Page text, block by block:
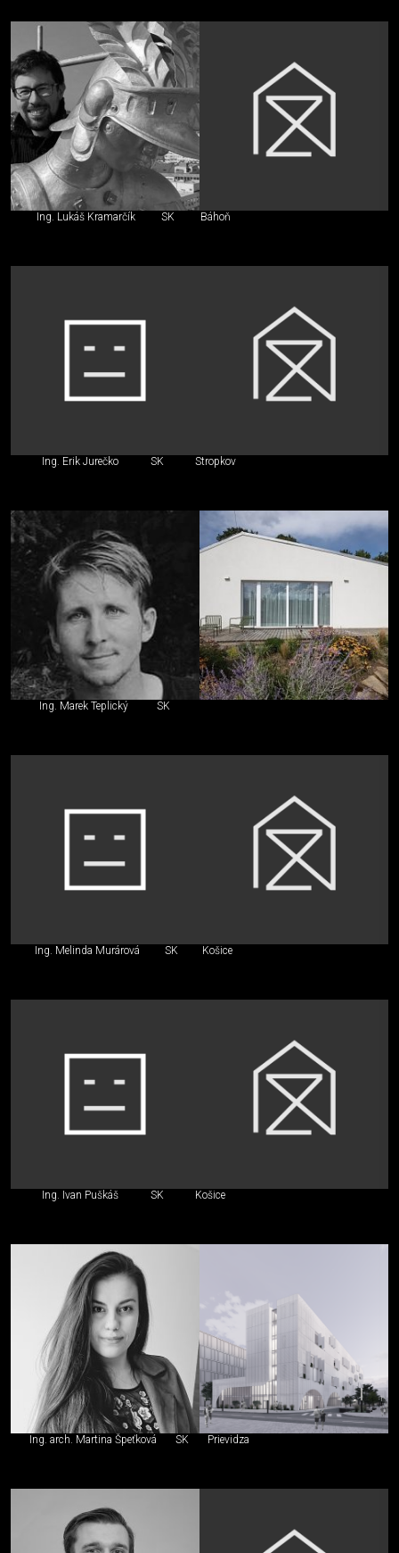
Ing. Lukáš Kramarčík SK Báhoň
Ing. Erik Jurečko SK Stropkov
Ing. Marek Teplický SK
Ing. Melinda Murárová SK Košice
Ing. Ivan Puškáš SK Košice
Ing. arch. Martina Špeťková SK Prievidza